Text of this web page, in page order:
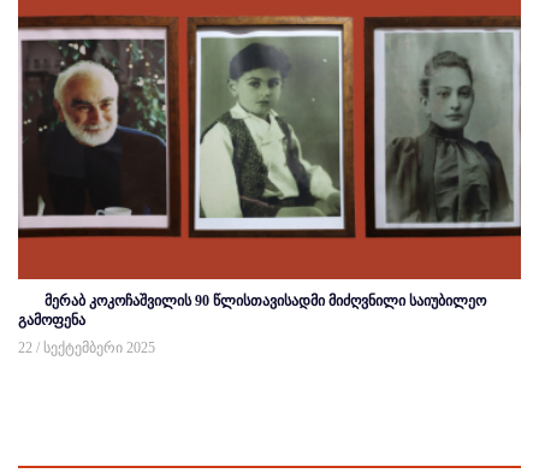
მერაბ კოკოჩაშვილის 90 წლისთავისადმი მიძღვნილი საიუბილეო
გამოფენა
22 / სექტემბერი 2025